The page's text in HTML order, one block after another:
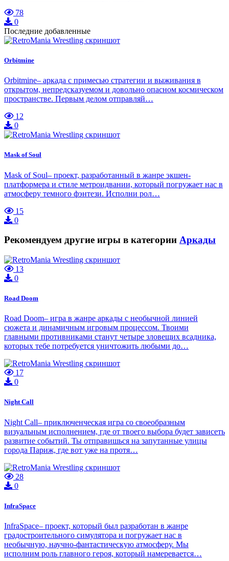
78
0
Последние добавленные
Orbitmine
Orbitmine– аркада с примесью стратегии и выживания в
открытом, непредсказуемом и довольно опасном космическом
пространстве. Первым делом отправляй…
12
0
Mask of Soul
Mask of Soul– проект, разработанный в жанре экшен-
платформера и стиле метроидвании, который погружает нас в
атмосферу темного фэнтези. Исполни рол…
15
0
Рекомендуем другие игры в категории Аркады
13
0
Road Doom
Road Doom– игра в жанре аркады с необычной линией
сюжета и динамичным игровым процессом. Твоими
главными противниками станут четыре зловещих всадника,
которых тебе потребуется уничтожить любыми до…
17
0
Night Call
Night Call– приключенческая игра со своеобразным
визуальным исполнением, где от твоего выбора будет зависеть
развитие событий. Ты отправишься на запутанные улицы
города Париж, где вот уже на протя…
28
0
InfraSpace
InfraSpace– проект, который был разработан в жанре
градостроительного симулятора и погружает нас в
необычную, научно-фантастическую атмосферу. Мы
исполним роль главного героя, который намеревается…